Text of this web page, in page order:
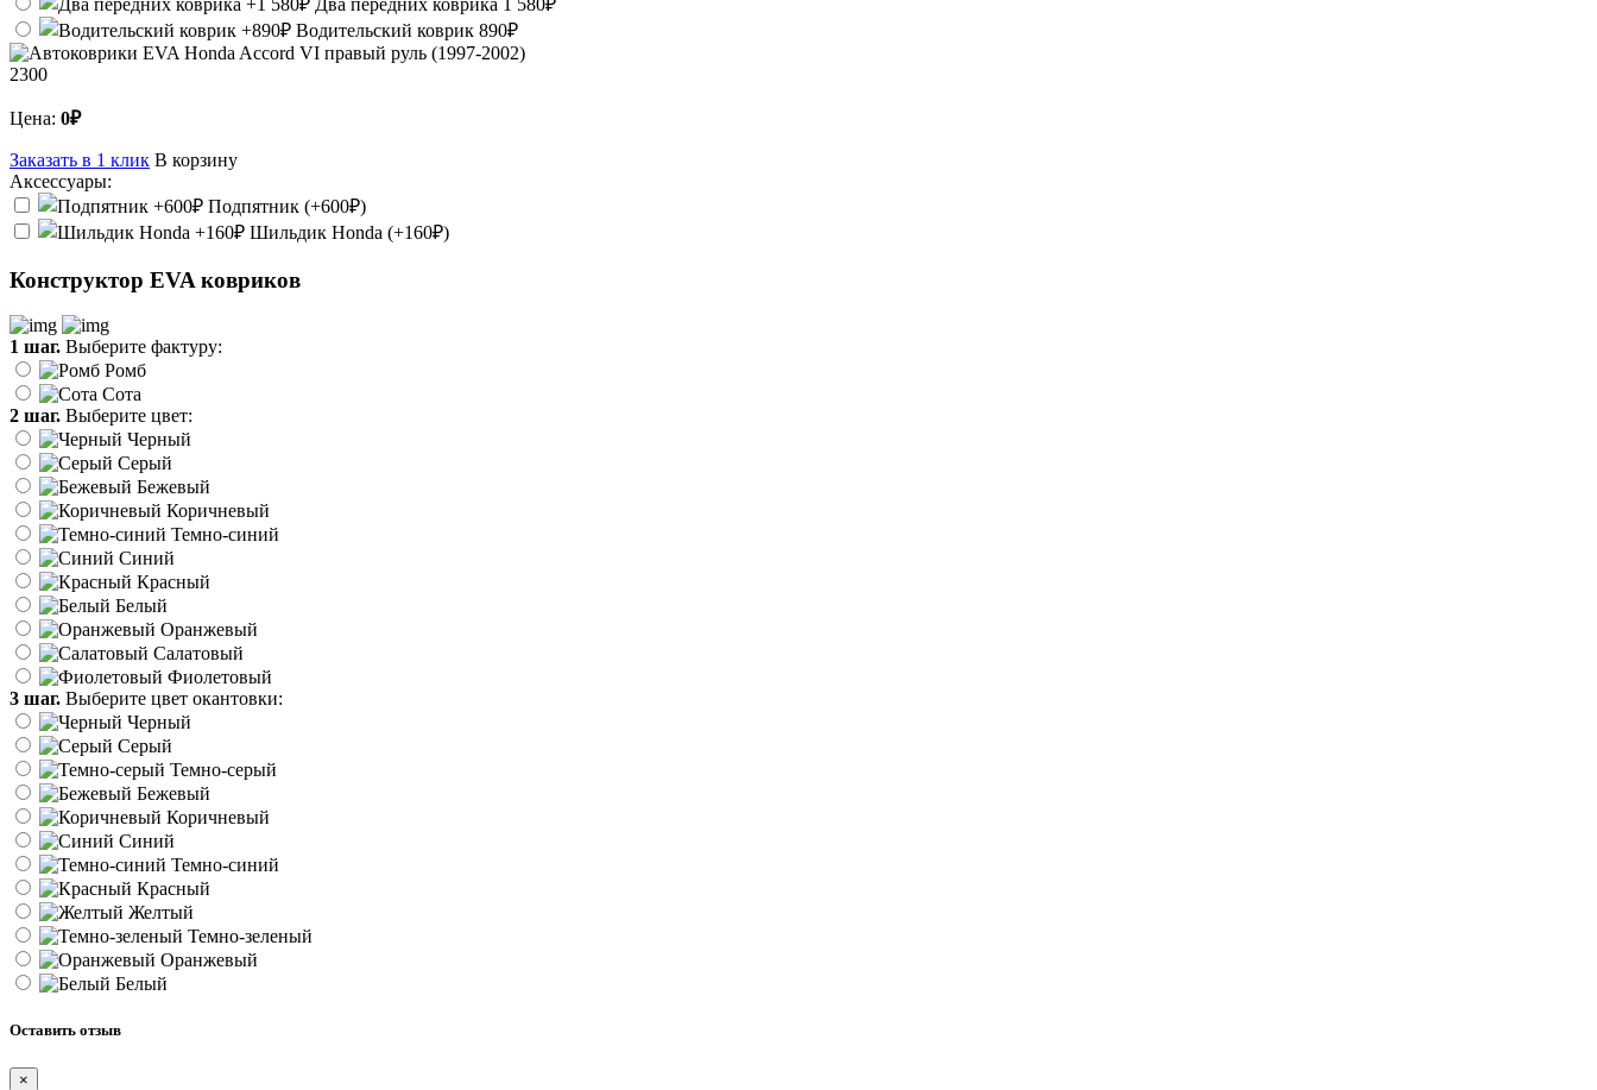
Водительский коврик 890₽
2300
Цена: 0₽
Заказать в 1 клик В корзину
Аксессуары:
Подпятник (+600₽)
Шильдик Honda (+160₽)
Конструктор EVA ковриков
1 шаг. Выберите фактуру:
Ромб
Сота
2 шаг. Выберите цвет:
Черный
Серый
Бежевый
Коричневый
Темно-синий
Синий
Красный
Белый
Оранжевый
Салатовый
Фиолетовый
3 шаг. Выберите цвет окантовки:
Черный
Серый
Темно-серый
Бежевый
Коричневый
Синий
Темно-синий
Красный
Желтый
Темно-зеленый
Оранжевый
Белый
Оставить отзыв
×